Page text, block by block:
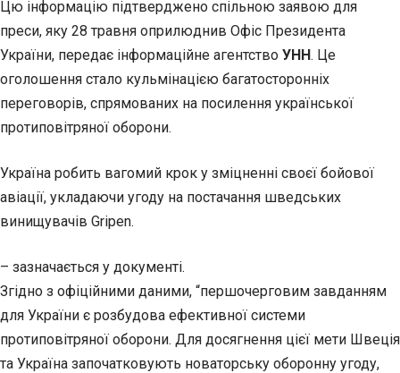
Цю інформацію підтверджено спільною заявою для
преси, яку 28 травня оприлюднив Офіс Президента
України, передає інформаційне агентство УНН. Це
оголошення стало кульмінацією багатосторонніх
переговорів, спрямованих на посилення української
протиповітряної оборони.
Україна робить вагомий крок у зміцненні своєї бойової
авіації, укладаючи угоду на постачання шведських
винищувачів Gripen.
– зазначається у документі.
Згідно з офіційними даними, “першочерговим завданням
для України є розбудова ефективної системи
протиповітряної оборони. Для досягнення цієї мети Швеція
та Україна започатковують новаторську оборонну угоду,